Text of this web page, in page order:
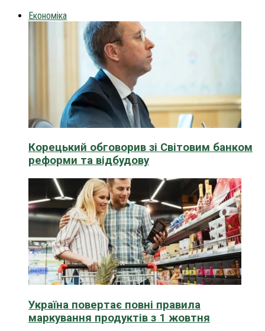
Економіка
Корецький обговорив зі Світовим банком
реформи та відбудову
Україна повертає повні правила
маркування продуктів з 1 жовтня